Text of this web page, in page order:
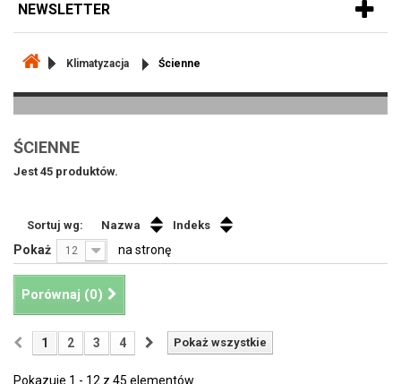
NEWSLETTER
Klimatyzacja Ścienne
ŚCIENNE
Jest 45 produktów.
Sortuj wg: Nazwa Indeks
Pokaż 12 na stronę
Porównaj (0)
Pokaż wszystkie
1 2 3 4
Pokazuje 1 - 12 z 45 elementów